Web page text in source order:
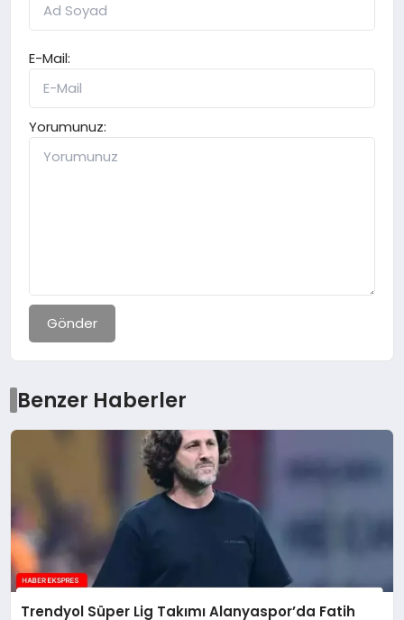
E-Mail:
Yorumunuz:
Gönder
Benzer Haberler
Trendyol Süper Lig Takımı Alanyaspor’da Fatih